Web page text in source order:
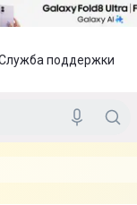
поддержки